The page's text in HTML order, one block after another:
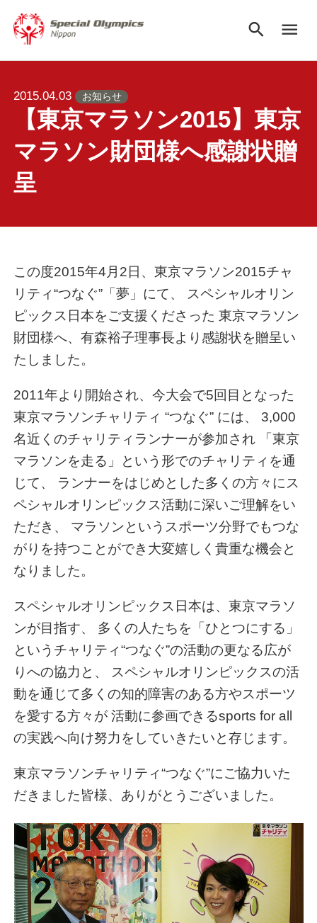
search menu
2015.04.03 お知らせ
【東京マラソン2015】東京
マラソン財団様へ感謝状贈
呈
この度2015年4月2日、東京マラソン2015チャ
リティ“つなぐ”「夢」にて、 スペシャルオリン
ピックス日本をご支援くださった 東京マラソン
財団様へ、有森裕子理事長より感謝状を贈呈い
たしました。
2011年より開始され、今大会で5回目となった
東京マラソンチャリティ “つなぐ” には、 3,000
名近くのチャリティランナーが参加され 「東京
マラソンを走る」という形でのチャリティを通
じて、 ランナーをはじめとした多くの方々にス
ペシャルオリンピックス活動に深いご理解をい
ただき、 マラソンというスポーツ分野でもつな
がりを持つことができ大変嬉しく貴重な機会と
なりました。
スペシャルオリンピックス日本は、東京マラソ
ンが目指す、 多くの人たちを「ひとつにする」
というチャリティ“つなぐ”の活動の更なる広が
りへの協力と、 スペシャルオリンピックスの活
動を通じて多くの知的障害のある方やスポーツ
を愛する方々が 活動に参画できるsports for all
の実践へ向け努力をしていきたいと存じます。
東京マラソンチャリティ“つなぐ”にご協力いた
だきました皆様、ありがとうございました。